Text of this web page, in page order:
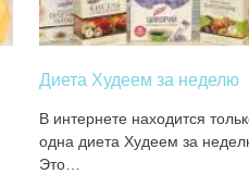
Диета Худеем за неделю
В интернете находится
одна диета Худеем за
Это…